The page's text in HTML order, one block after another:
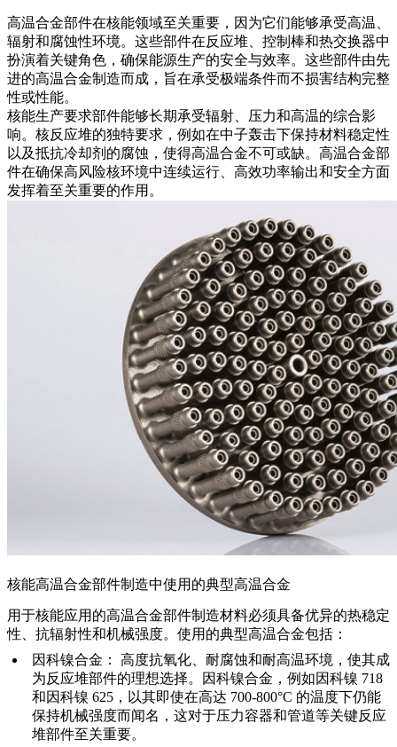
高温合金部件在核能领域至关重要，因为它们能够承受高温、
辐射和腐蚀性环境。这些部件在反应堆 、控制棒和热交换器中
扮演着关键角色，确保能源生产的安全与效率。这些部件由先
进的高温合金制造而成，旨在承受极端条件而不损害结构完整
性或性能。
核能生产要求部件能够长期承受辐射、压力和高温的综合影
响。核反应堆的独特要求，例如在中子轰击下保持材料稳定性
以及抵抗冷却剂的腐蚀，使得高温合金不可或缺。高温合金部
件在确保高风险核环境中连续运行、高效功率输出和安全方面
发挥着至关重要的作用。
核能高温合金部件制造中使用的典型高温合金
用于核能应用的高温合金部件制造材料必须具备优异的热稳定
性、抗辐射性和机械强度。使用的典型高温合金包括：
因科镍合金 ：
高度抗氧化、耐腐蚀和耐高温环境，使其成
为反应堆部件的理想选择。因科镍合金，例如因科镍 718
和因科镍 625 ，以其即使在高达 700-800°C 的温度下仍能
保持机械强度而闻名，这对于压力容器和管道等关键反应
堆部件至关重要。